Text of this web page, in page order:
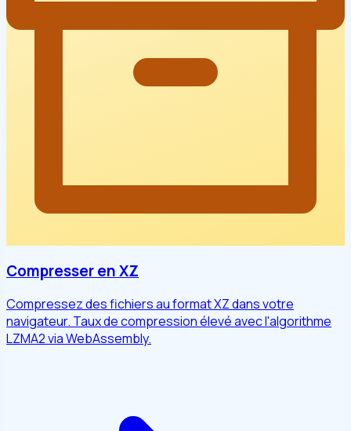
Compresser en XZ
Compressez des fichiers au format XZ dans votre
navigateur. Taux de compression élevé avec l'algorithme
LZMA2 via WebAssembly.